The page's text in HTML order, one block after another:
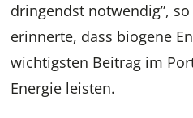
dringendst notwendig”,
erinnerte, dass biogene
wichtigsten Beitrag im
Energie leisten.